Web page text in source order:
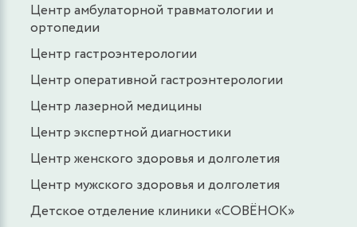
Центр амбулаторной травматологии и
ортопедии
Центр гастроэнтерологии
Центр оперативной гастроэнтерологии
Центр лазерной медицины
Центр экспертной диагностики
Центр женского здоровья и долголетия
Центр мужского здоровья и долголетия
Детское отделение клиники «СОВЁНОК»